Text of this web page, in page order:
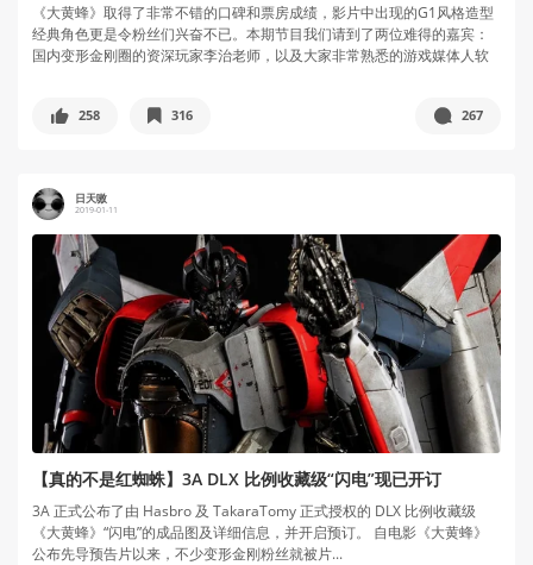
《大黄蜂》取得了非常不错的口碑和票房成绩，影片中出现的G1风格造型
经典角色更是令粉丝们兴奋不已。本期节目我们请到了两位难得的嘉宾：
国内变形金刚圈的资深玩家李治老师，以及大家非常熟悉的游戏媒体人软
258 316 267
日天嗷
2019-01-11
【真的不是红蜘蛛】3A DLX 比例收藏级“闪电”现已开订
3A 正式公布了由 Hasbro 及 TakaraTomy 正式授权的 DLX 比例收藏级
《大黄蜂》“闪电”的成品图及详细信息，并开启预订。 自电影《大黄蜂》
公布先导预告片以来，不少变形金刚粉丝就被片...